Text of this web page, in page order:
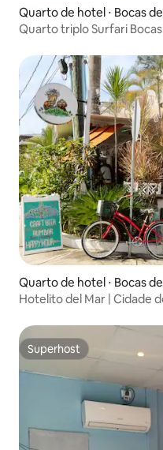
Quarto de hotel ⋅ Bocas
Quarto triplo Surfari
Quarto de hotel ⋅ Bocas
Hotelito del Mar | Cidade
Superhost
Superhost